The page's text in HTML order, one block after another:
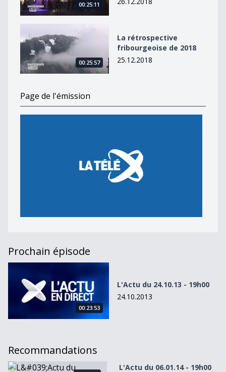
00:25:11
00:25:57
La rétrospective
fribourgeoise de 2018
25.12.2018
Page de l'émission
Prochain épisode
L&#039;Actu du 24.10.13 - 19h00
00:23:53
L'Actu du 24.10.13 - 19h00
24.10.2013
Recommandations
L&#039;Actu du 06.01.14 - 19h00L'Actu du 06.01.14 - 19h00